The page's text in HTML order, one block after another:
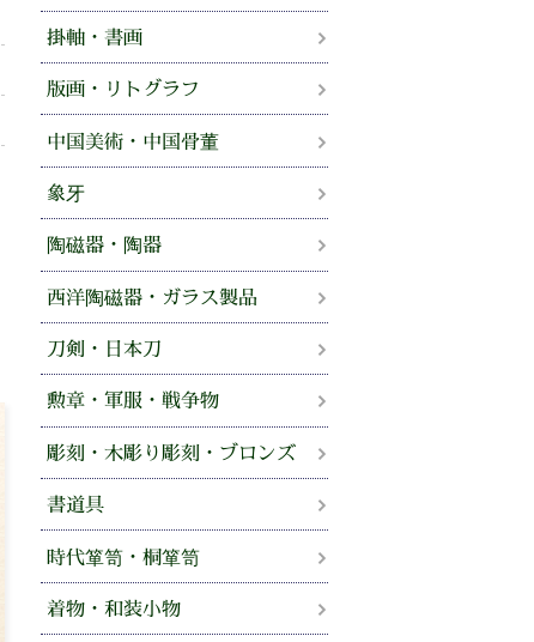
掛軸・書画
版画・リトグラフ
中国美術・中国骨董
象牙
陶磁器・陶器
西洋陶磁器・ガラス製品
刀剣・日本刀
勲章・軍服・戦争物
彫刻・木彫り彫刻・ブロンズ
書道具
時代箪笥・桐箪笥
着物・和装小物